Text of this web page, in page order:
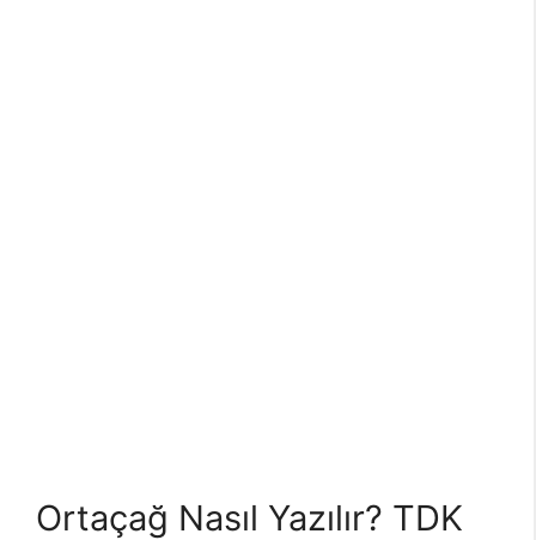
Ortaçağ Nasıl Yazılır? TDK